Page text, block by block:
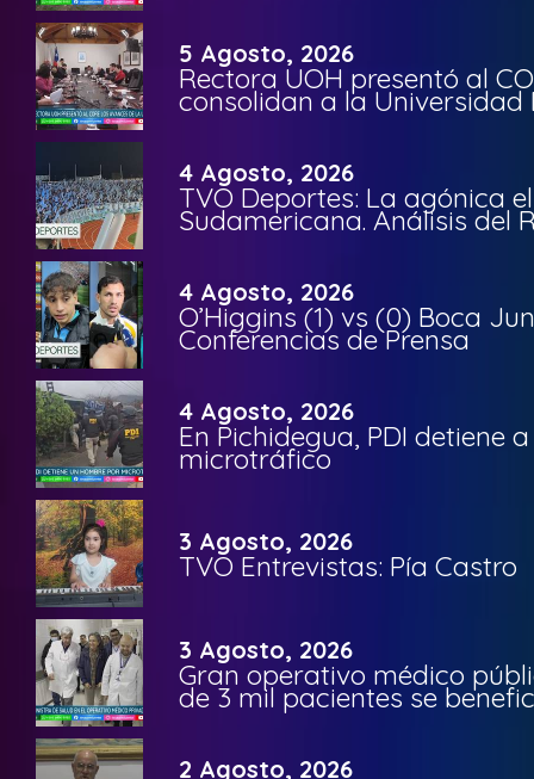
5 Agosto, 2026
Rectora UOH presentó al
consolidan a la Universidad
4 Agosto, 2026
TVO Deportes: La agónica
Sudamericana. Análisis del
4 Agosto, 2026
O’Higgins (1) vs (0) Boca
Conferencias de Prensa
4 Agosto, 2026
En Pichidegua, PDI detiene
microtráfico
3 Agosto, 2026
TVO Entrevistas: Pía Castro
3 Agosto, 2026
Gran operativo médico
de 3 mil pacientes se
2 Agosto, 2026